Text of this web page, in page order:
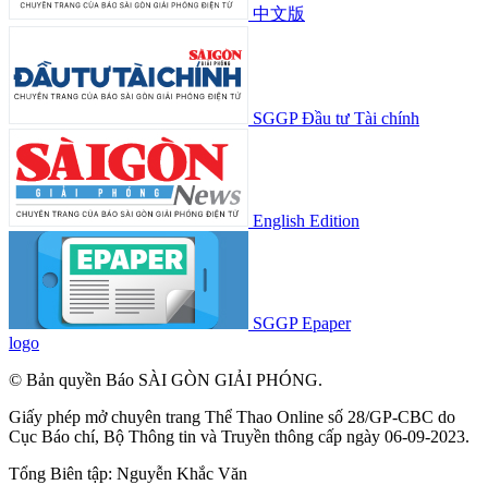
中文版
SGGP Đầu tư Tài chính
English Edition
SGGP Epaper
logo
© Bản quyền Báo SÀI GÒN GIẢI PHÓNG.
Giấy phép mở chuyên trang Thể Thao Online số 28/GP-CBC do
Cục Báo chí, Bộ Thông tin và Truyền thông cấp ngày 06-09-2023.
Tổng Biên tập: Nguyễn Khắc Văn